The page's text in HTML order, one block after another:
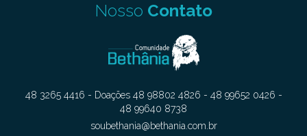
Nosso Contato
48 3265 4416 - Doações 48 98802 4826 - 48 99652 0426 -
48 99640 8738
soubethania@bethania.com.br